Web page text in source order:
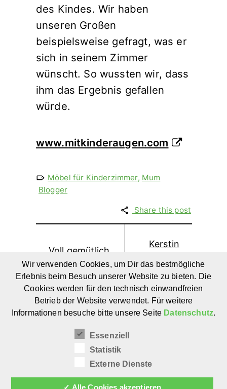
des Kindes. Wir haben
unseren Großen
beispielsweise gefragt, was er
sich in seinem Zimmer
wünscht. So wussten wir, dass
ihm das Ergebnis gefallen
würde.
www.mitkinderaugen.com
Möbel für Kinderzimmer, Mum
Blogger
Share this post
Voll gemütlich
– ein
künstlerisches
Mitmachbuch
für Kinder ab
6 Jahren
Kerstin
– Mum
Bloggerin
von
sanvie
Wir verwenden Cookies, um Dir das bestmögliche
Erlebnis beim Besuch unserer Website zu bieten. Die
Cookies werden für den technisch einwandfreien
Betrieb der Website verwendet. Für weitere
Informationen besuche bitte unsere Seite Datenschutz.
Essenziell
Statistik
Externe Dienste
✓ Alle Cookies akzeptieren